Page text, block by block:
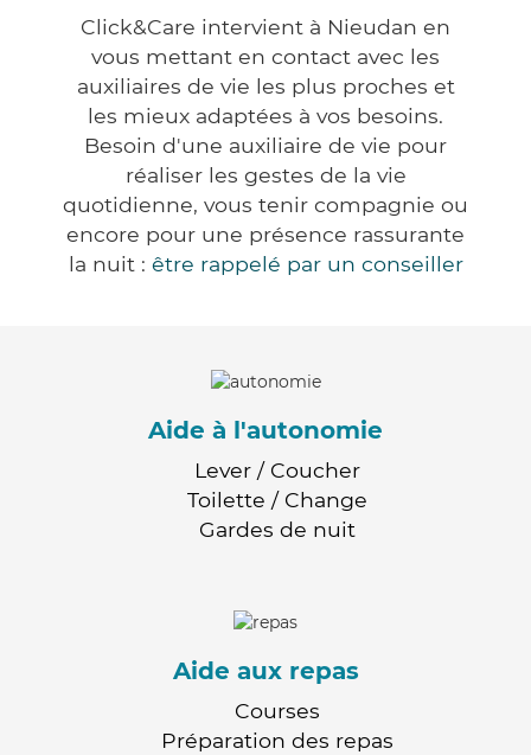
Click&Care intervient à Nieudan en
vous mettant en contact avec les
auxiliaires de vie les plus proches et
les mieux adaptées à vos besoins.
Besoin d'une auxiliaire de vie pour
réaliser les gestes de la vie
quotidienne, vous tenir compagnie ou
encore pour une présence rassurante
la nuit : être rappelé par un conseiller
Aide à l'autonomie
Lever / Coucher
Toilette / Change
Gardes de nuit
Aide aux repas
Courses
Préparation des repas